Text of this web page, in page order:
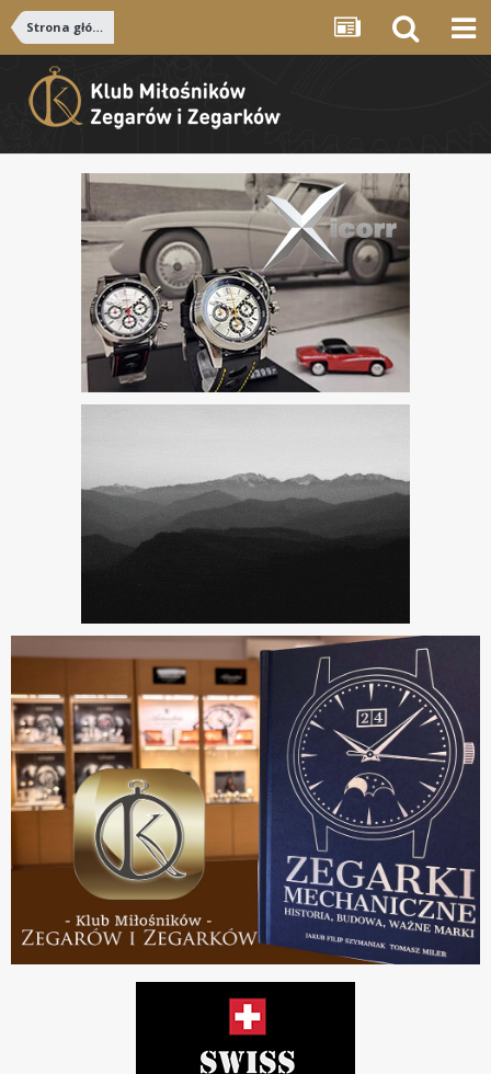
Strona główna